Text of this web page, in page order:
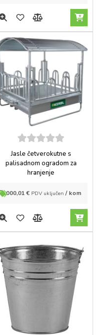
5 out of
Jasle četverokutne s
palisadnom ogradom za
hranjenje
2.000,01€ PDV uključen / kom